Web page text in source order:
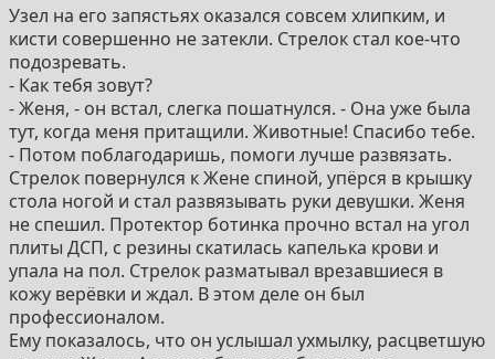
Узел на его запястьях оказался совсем хлипким, и
кисти совершенно не затекли. Стрелок стал кое-что
подозревать.
- Как тебя зовут?
- Женя, - он встал, слегка пошатнулся. - Она уже была
тут, когда меня притащили. Животные! Спасибо тебе.
- Потом поблагодаришь, помоги лучше развязать.
Стрелок повернулся к Жене спиной, упёрся в крышку
стола ногой и стал развязывать руки девушки. Женя
не спешил. Протектор ботинка прочно встал на угол
плиты ДСП, с резины скатилась капелька крови и
упала на пол. Стрелок разматывал врезавшиеся в
кожу верёвки и ждал. В этом деле он был
профессионалом.
Ему показалось, что он услышал ухмылку, расцветшую